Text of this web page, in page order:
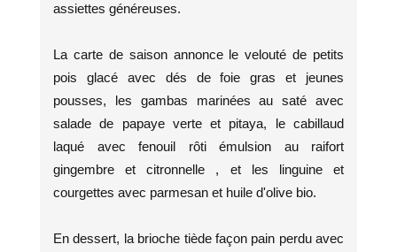
assiettes généreuses.
La carte de saison annonce le velouté de petits
pois glacé avec dés de foie gras et jeunes
pousses, les gambas marinées au saté avec
salade de papaye verte et pitaya, le cabillaud
laqué avec fenouil rôti émulsion au raifort
gingembre et citronnelle , et les linguine et
courgettes avec parmesan et huile d'olive bio.
En dessert, la brioche tiède façon pain perdu avec